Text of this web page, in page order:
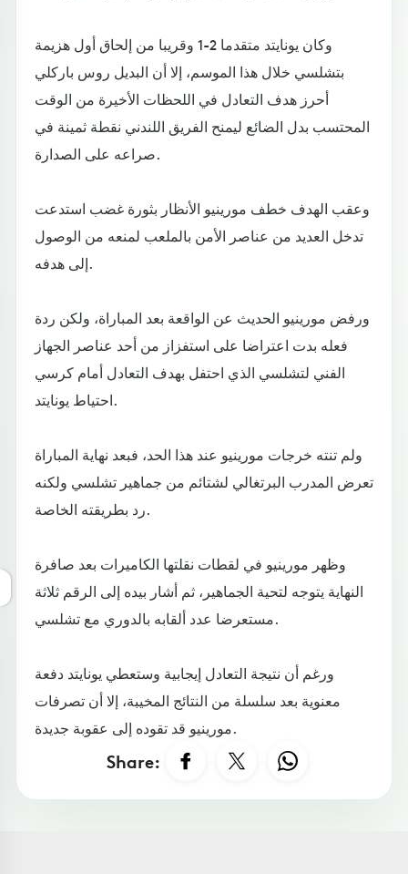
وكان يونايتد متقدما 2-1 وقريبا من إلحاق أول هزيمة
بتشلسي خلال هذا الموسم، إلا أن البديل روس باركلي
أحرز هدف التعادل في اللحظات الأخيرة من الوقت
المحتسب بدل الضائع ليمنح الفريق اللندني نقطة ثمينة في
صراعه على الصدارة.
وعقب الهدف خطف مورينيو الأنظار بثورة غضب استدعت
تدخل العديد من عناصر الأمن بالملعب لمنعه من الوصول
إلى هدفه.
ورفض مورينيو الحديث عن الواقعة بعد المباراة، ولكن ردة
فعله بدت اعتراضا على استفزاز من أحد عناصر الجهاز
الفني لتشلسي الذي احتفل بهدف التعادل أمام كرسي
احتياط يونايتد.
ولم تنته خرجات مورينيو عند هذا الحد، فبعد نهاية المباراة
تعرض المدرب البرتغالي لشتائم من جماهير تشلسي ولكنه
رد بطريقته الخاصة.
وظهر مورينيو في لقطات نقلتها الكاميرات بعد صافرة
النهاية يتوجه لتحية الجماهير، ثم أشار بيده إلى الرقم ثلاثة
مستعرضا عدد ألقابه بالدوري مع تشلسي.
ورغم أن نتيجة التعادل إيجابية وستعطي يونايتد دفعة
معنوية بعد سلسلة من النتائج المخيبة، إلا أن تصرفات
مورينيو قد تقوده إلى عقوبة جديدة.
Share: